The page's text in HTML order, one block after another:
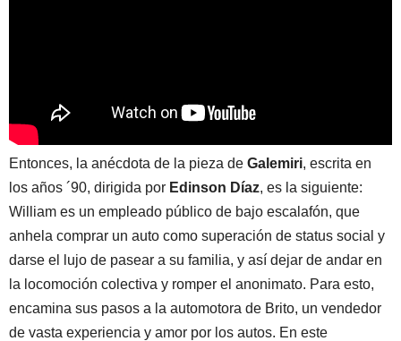
Entonces, la anécdota de la pieza de Galemiri, escrita en
los años ´90, dirigida por Edinson Díaz, es la siguiente:
William es un empleado público de bajo escalafón, que
anhela comprar un auto como superación de status social y
darse el lujo de pasear a su familia, y así dejar de andar en
la locomoción colectiva y romper el anonimato. Para esto,
encamina sus pasos a la automotora de Brito, un vendedor
de vasta experiencia y amor por los autos. En este